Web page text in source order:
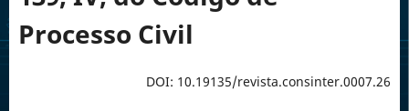
Processo Civil
DOI: 10.19135/revista.consinter.0007.26